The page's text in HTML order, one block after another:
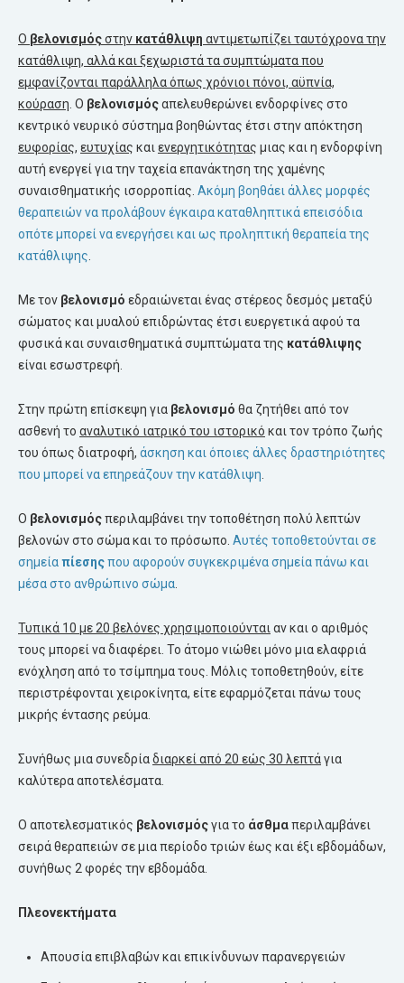
Ο βελονισμόςστην κατάθλιψη αντιμετωπίζει ταυτόχρονα την
κατάθλιψη, αλλά και ξεχωριστά τα συμπτώματα που
εμφανίζονται παράλληλα όπως χρόνιοι πόνοι, αϋπνία,
κούραση . Ο βελονισμόςαπελευθερώνει ενδορφίνες στο
κεντρικό νευρικό σύστημα βοηθώντας έτσι στην απόκτηση
ευφορίας, ευτυχίας και ενεργητικότητας μιας και η ενδορφίνη
αυτή ενεργεί για την ταχεία επανάκτηση της χαμένης
συναισθηματικής ισορροπίας. Ακόμη βοηθάει άλλες μορφές
θεραπειών να προλάβουν έγκαιρα καταθληπτικά επεισόδια
οπότε μπορεί να ενεργήσει και ως προληπτική θεραπεία της
κατάθλιψης
Με τον βελονισμό εδραιώνεται ένας στέρεος δεσμός μεταξύ
σώματος και μυαλού επιδρώντας έτσι ευεργετικά αφού τα
φυσικά και συναισθηματικά συμπτώματα της κατάθλιψης
είναι εσωστρεφή.
Στην πρώτη επίσκεψη για βελονισμό θα ζητήθει από τον
ασθενή το αναλυτικό ιατρικό του ιστορικό και τον τρόπο ζωής
του όπως διατροφή, άσκηση και όποιες άλλες δραστηριότητες
που μπορεί να επηρεάζουν την κατάθλιψη
Ο βελονισμόςπεριλαμβάνει την τοποθέτηση πολύ λεπτών
βελονών στο σώμα και το πρόσωπο. Αυτές τοποθετούνται σε
σημείαπίεσηςπου αφορούν συγκεκριμένα σημεία πάνω και
μέσα στο ανθρώπινο σώμα
Τυπικά 10 με 20 βελόνες χρησιμοποιούνται αν και ο αριθμός
τους μπορεί να διαφέρει. Το άτομο νιώθει μόνο μια ελαφριά
ενόχληση από το τσίμπημα τους. Μόλις τοποθετηθούν, είτε
περιστρέφονται χειροκίνητα, είτε εφαρμόζεται πάνω τους
μικρής έντασης ρεύμα.
Συνήθως μια συνεδρίαδιαρκεί από 20 εώς 30 λεπτάγια
καλύτερα αποτελέσματα.
Ο αποτελεσματικός βελονισμόςγια το άσθμαπεριλαμβάνει
σειρά θεραπειών σε μια περίοδο τριών έως και έξι εβδομάδων,
συνήθως 2 φορές την εβδομάδα.
Πλεονεκτήματα
Απουσία επιβλαβών και επικίνδυνων παρανεργειών